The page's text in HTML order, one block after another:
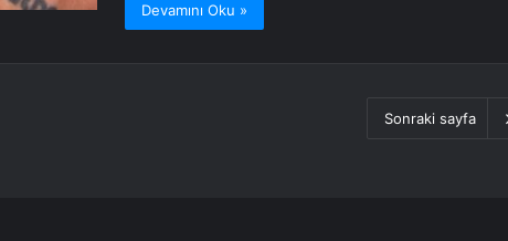
Devamını Oku »
Sonraki sayfa